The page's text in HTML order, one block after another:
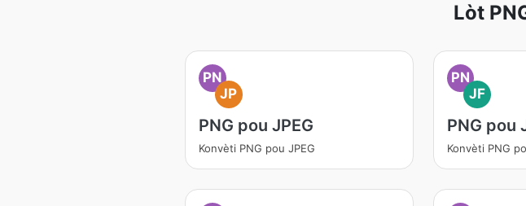
Lòt
PN
JP
PNG pou JPEG
Konvèti PNG pou JPEG
PN
JF
PNG pou
Konvèti PNG